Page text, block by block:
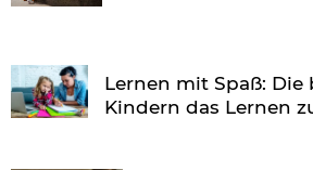
Lernen mit Spaß: Die
Kindern das Lernen